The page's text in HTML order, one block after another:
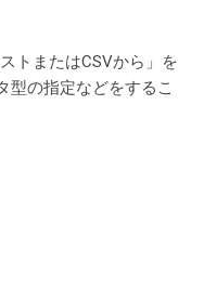
トまたはCSVから」を
型の指定などをするこ